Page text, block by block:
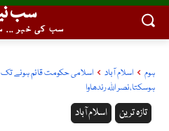
سب
سب کی خبر ...
ہوم اسلام آباد
اسلامی حکومت قائم ہونے تک
ہوسکتا،نصر اللہ رندھاوا
اسلام آباد تازہ ترین